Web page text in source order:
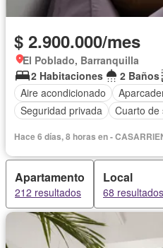
$ 2.900.000/mes
El Poblado, Barranquilla
2 Habitaciones
2 Baños
Aire acondicionado
Seguridad privada
Cuarto de
Hace 6 días, 8 horas en -
Apartamento
212 resultados
Local
68 resultados